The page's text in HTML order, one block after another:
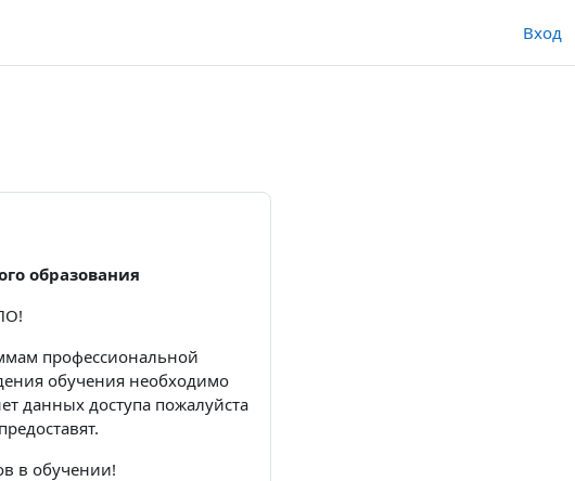
Вход
образования
профессиональной
обучения необходимо
данных доступа пожалуйста
в обучении!